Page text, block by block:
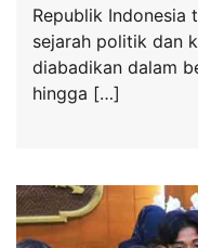
Republik Indonesia
sejarah politik dan
diabadikan dalam
hingga […]